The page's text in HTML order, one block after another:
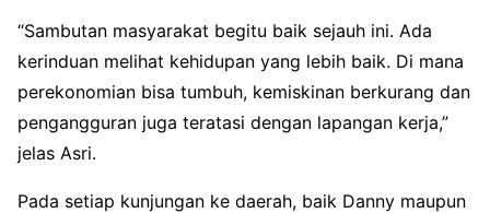
“Sambutan masyarakat begitu baik sejauh ini. Ada
kerinduan melihat kehidupan yang lebih baik. Di mana
perekonomian bisa tumbuh, kemiskinan berkurang dan
pengangguran juga teratasi dengan lapangan kerja,”
jelas Asri.
Pada setiap kunjungan ke daerah, baik Danny maupun